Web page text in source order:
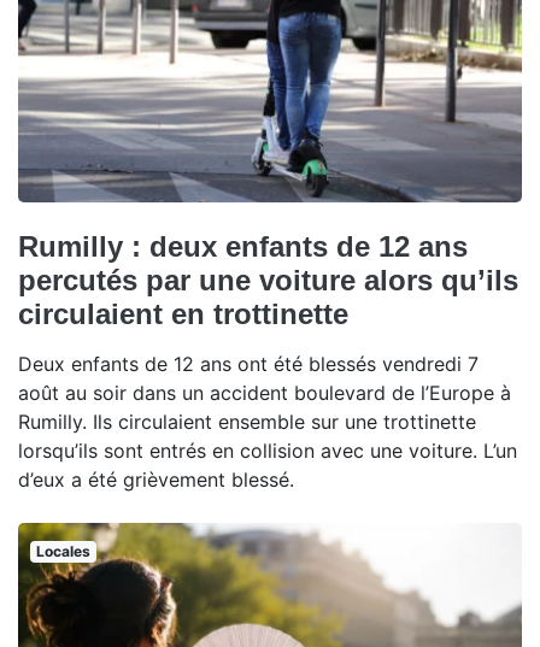
Rumilly : deux enfants de 12 ans
percutés par une voiture alors qu’ils
circulaient en trottinette
Deux enfants de 12 ans ont été blessés vendredi 7
août au soir dans un accident boulevard de l’Europe à
Rumilly. Ils circulaient ensemble sur une trottinette
lorsqu’ils sont entrés en collision avec une voiture. L’un
d’eux a été grièvement blessé.
Locales